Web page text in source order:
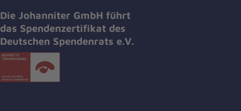
Die Johanniter GmbH führt
das Spendenzertifikat des
Deutschen Spendenrats e.V.